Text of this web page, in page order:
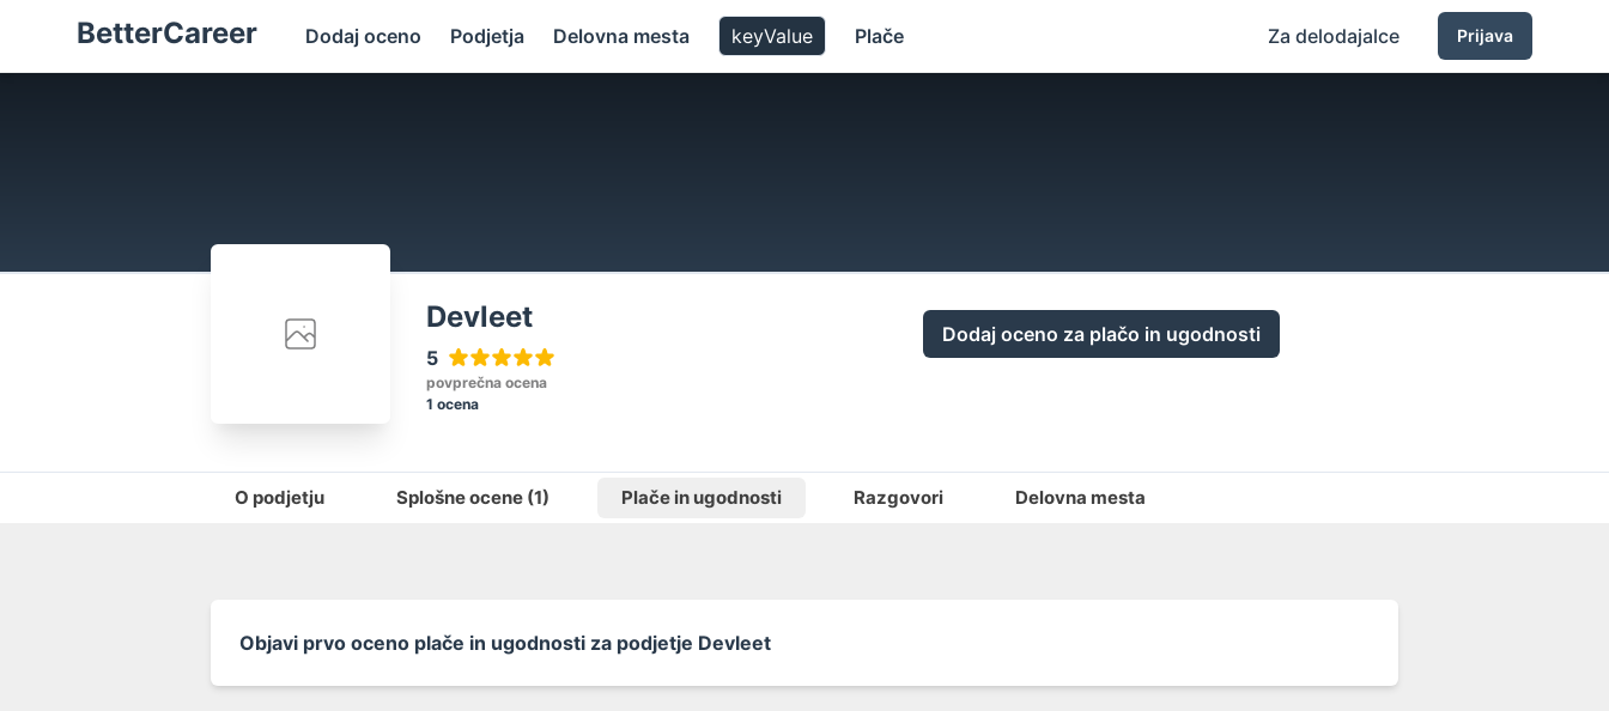
BetterCareer Dodaj oceno Podjetja Delovna mesta keyValue Plače Za delodajalce Prijava
Devleet
5
povprečna ocena
1 ocena
Dodaj oceno za plačo in ugodnosti
O podjetju Splošne ocene (1) Plače in ugodnosti Razgovori Delovna mesta
Objavi prvo oceno plače in ugodnosti za podjetje Devleet